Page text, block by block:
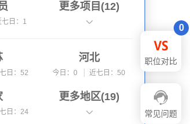
七日：1
军人考试
近七日：1
日：0 今日：0 近七日：0
更多项目(12)
日：52
河北
今日：0 近七日：50
日：24
天津
近七日：23
更多地区(19)
0
职位对比
常见问题